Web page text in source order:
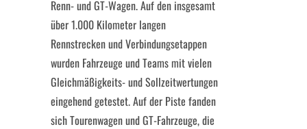
Renn- und GT-Wagen. Auf den insgesamt
über 1.000 Kilometer langen
Rennstrecken und Verbindungsetappen
wurden Fahrzeuge und Teams mit vielen
Gleichmäßigkeits- und Sollzeitwertungen
eingehend getestet. Auf der Piste fanden
sich Tourenwagen und GT-Fahrzeuge, die